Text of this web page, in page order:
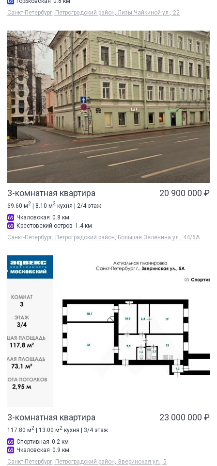
Санкт-Петербург, Петроградский район, Лизы Чайкиной ул., 22
3-комнатная квартира 20 900 000 ₽
69.60 м2 | 8.10 м2 кухня | 2/4 этаж
Чкаловская 0.8 км
Крестовский остров 1.4 км
Санкт-Петербург, Петроградский район, Большая Зеленина ул., 44/6А
3-комнатная квартира 23 000 000 ₽
117.80 м2 | 13.00 м2 кухня | 3/4 этаж
Спортивная 0.2 км
Чкаловская 0.9 км
Санкт-Петербург, Петроградский район, Зверинская ул., 5